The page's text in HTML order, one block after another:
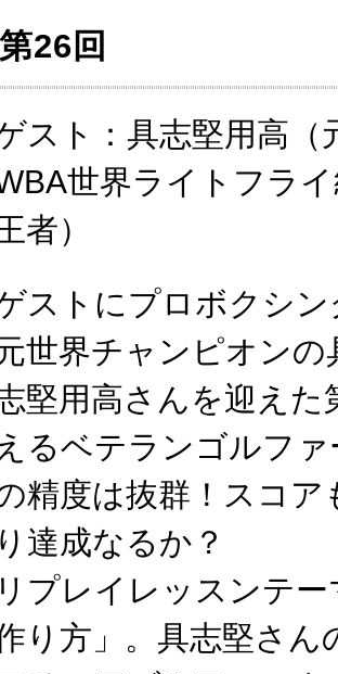
第26回
スト：具志堅用高（
世界ライトフラ
者）
ストにプロボクシン
世界チャンピオンの
堅用高さんを迎え
えるベテランゴルフ
精度は抜群！スコ
り達成なるか？
リプレイレッスンテ
り方」。具志堅さ